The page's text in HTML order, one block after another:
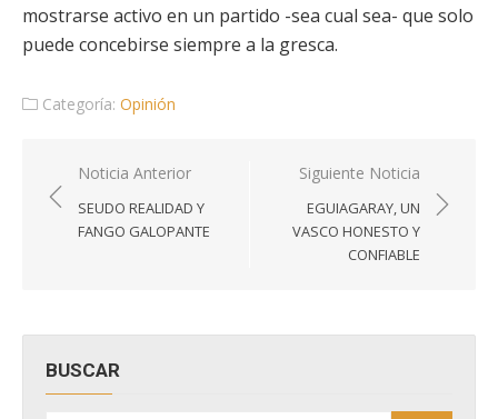
mostrarse activo en un partido -sea cual sea- que solo
puede concebirse siempre a la gresca.
Categoría: Opinión
Navegación
de
entradas
Noticia Anterior
SEUDO REALIDAD Y
FANGO GALOPANTE
Siguiente Noticia
EGUIAGARAY, UN
VASCO HONESTO Y
CONFIABLE
BUSCAR